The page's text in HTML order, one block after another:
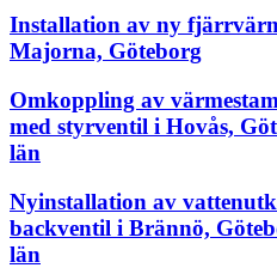
Installation av ny
Majorna, Göteborg
Omkoppling av
med styrventil i Hovås,
län
Nyinstallation av
backventil i Brännö,
län